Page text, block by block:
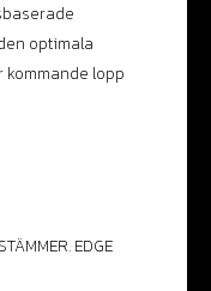
optimala
lopp
EDGE